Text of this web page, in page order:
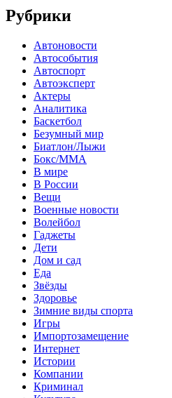
Рубрики
Автоновости
Автособытия
Автоспорт
Автоэксперт
Актеры
Аналитика
Баскетбол
Безумный мир
Биатлон/Лыжи
Бокс/MMA
В мире
В России
Вещи
Военные новости
Волейбол
Гаджеты
Дети
Дом и сад
Еда
Звёзды
Здоровье
Зимние виды спорта
Игры
Импортозамещение
Интернет
Истории
Компании
Криминал